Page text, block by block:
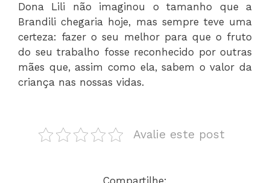
Dona Lili não imaginou o tamanho que a
Brandili chegaria hoje, mas sempre teve uma
certeza: fazer o seu melhor para que o fruto
do seu trabalho fosse reconhecido por outras
mães que, assim como ela, sabem o valor da
criança nas nossas vidas.
Avalie este post